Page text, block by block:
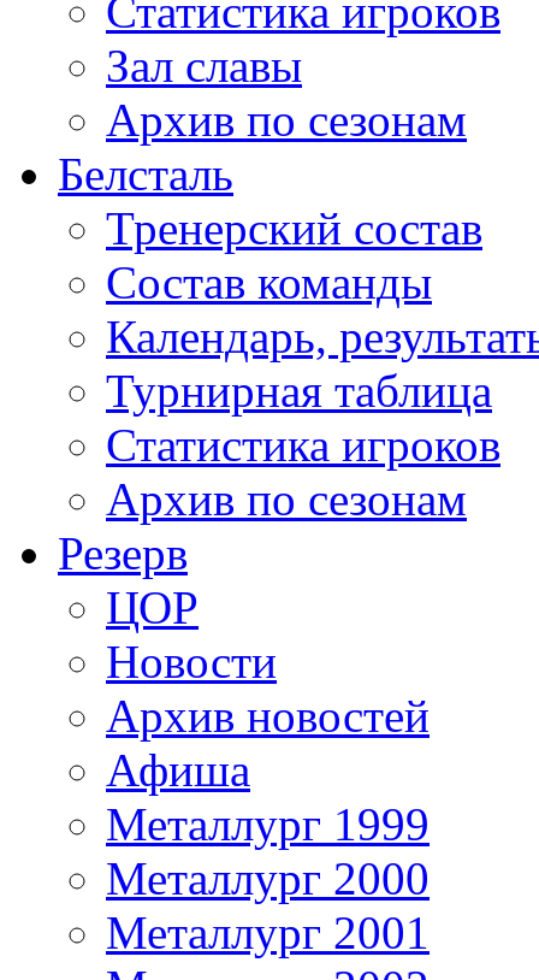
Статистика игроков
Зал славы
Архив по сезонам
Белсталь
Тренерский состав
Состав команды
Календарь,
Турнирная таблица
Статистика игроков
Архив по сезонам
Резерв
ЦОР
Новости
Архив новостей
Афиша
Металлург 1999
Металлург 2000
Металлург 2001